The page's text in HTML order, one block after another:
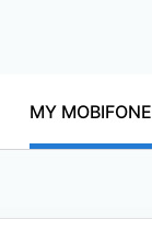
MY MOBIFONE